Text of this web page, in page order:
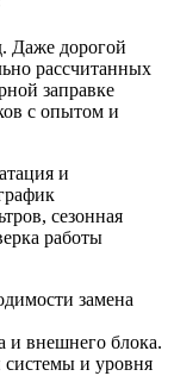
Даже дорогой
рассчитанных
заправке
с опытом и
и
сезонная
работы
замена
и внешнего блока.
системы и уровня